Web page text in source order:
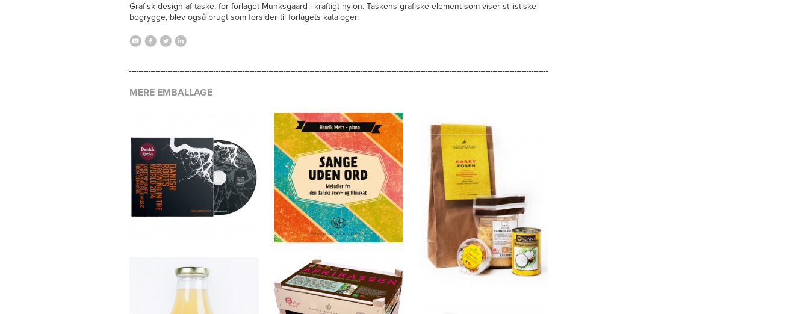
Grafisk design af taske, for forlaget Munksgaard i kraftigt nylon. Taskens grafiske element som viser stilistiske
bogrygge, blev også brugt som forsider til forlagets kataloger.
MERE EMBALLAGE